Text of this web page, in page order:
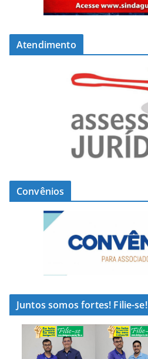
Atendimento
Convênios
Juntos somos fortes! Filie-se!